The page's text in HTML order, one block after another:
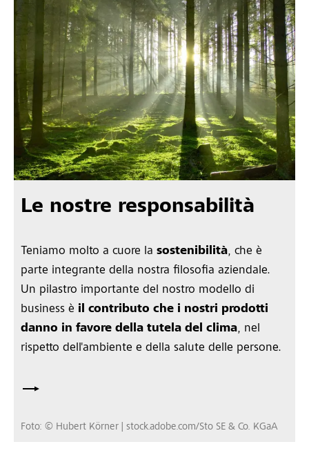
Le nostre responsabilità
Teniamo molto a cuore la sostenibilità, che è
parte integrante della nostra filosofia aziendale.
Un pilastro importante del nostro modello di
business è il contributo che i nostri prodotti
danno in favore della tutela del clima, nel
rispetto dell'ambiente e della salute delle persone.
Foto: © Hubert Körner | stock.adobe.com/Sto SE & Co. KGaA